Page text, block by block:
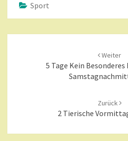
Sport
Weiter
5 Tage Kein
Zurück
2 Tierische